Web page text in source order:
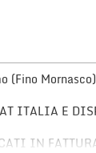
(Fino Mornasco)
ITALIA E
IN